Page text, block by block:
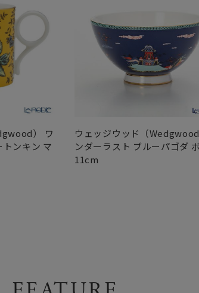
） ワ
トンキン マ
ウェッジウッド（
ンダーラスト ブルーパゴダ
11cm